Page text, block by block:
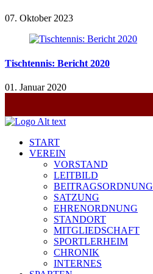
07. Oktober 2023
Tischtennis: Bericht 2020
01. Januar 2020
START
VEREIN
VORSTAND
LEITBILD
BEITRAGSORDNUNG
SATZUNG
EHRENORDNUNG
STANDORT
MITGLIEDSCHAFT
SPORTLERHEIM
CHRONIK
INTERNES